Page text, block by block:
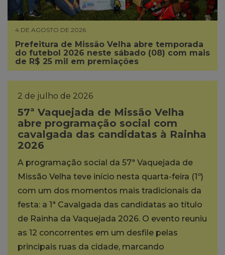
4 DE AGOSTO DE 2026
Prefeitura de Missão Velha abre temporada
do futebol 2026 neste sábado (08) com mais
de R$ 25 mil em premiações
2 de julho de 2026
57ª Vaquejada de Missão Velha
abre programação social com
cavalgada das candidatas à Rainha
2026
A programação social da 57ª Vaquejada de
Missão Velha teve início nesta quarta-feira (1º)
com um dos momentos mais tradicionais da
festa: a 1ª Cavalgada das candidatas ao título
de Rainha da Vaquejada 2026. O evento reuniu
as 12 concorrentes em um desfile pelas
principais ruas da cidade, marcando